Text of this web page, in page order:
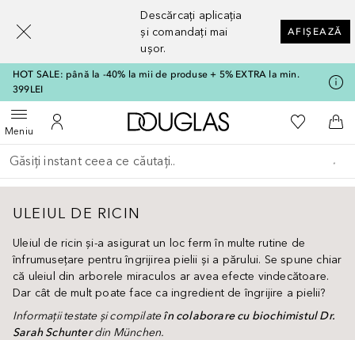
Descărcați aplicația
și comandați mai
ușor.
AFIȘEAZĂ
HOT SALE: până la -40% la mii de produse + 5% EXTRA la min.
399LEI
MeniuDeschide meniulCătre Contul meu
Către pagina principală
Către
Înapoi
Executați căutarea
ULEIUL DE RICIN
Uleiul de ricin și-a asigurat un loc ferm în multe rutine de
înfrumusețare pentru îngrijirea pielii și a părului. Se spune chiar
că uleiul din arborele miraculos ar avea efecte vindecătoare.
Dar cât de mult poate face ca ingredient de îngrijire a pielii?
Informații testate și compilateîn colaborare cu biochimistul Dr.
Sarah Schunterdin München.